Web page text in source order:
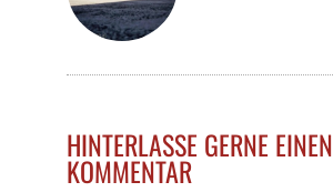
HINTERLASSE GERNE EINEN
KOMMENTAR